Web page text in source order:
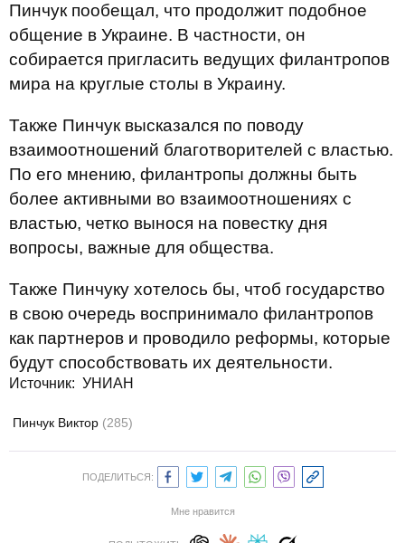
Пинчук пообещал, что продолжит подобное
общение в Украине. В частности, он
собирается пригласить ведущих филантропов
мира на круглые столы в Украину.
Также Пинчук высказался по поводу
взаимоотношений благотворителей с властью.
По его мнению, филантропы должны быть
более активными во взаимоотношениях с
властью, четко вынося на повестку дня
вопросы, важные для общества.
Также Пинчуку хотелось бы, чтоб государство
в свою очередь воспринимало филантропов
как партнеров и проводило реформы, которые
будут способствовать их деятельности.
Источник: УНИАН
Пинчук Виктор (285)
ПОДЕЛИТЬСЯ:
Мне нравится